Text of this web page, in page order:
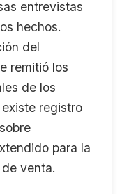
entrevistas
hechos.
del
remitió los
de los
registro
para la
venta.